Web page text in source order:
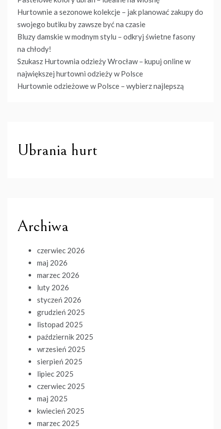
Hurtownie a sezonowe kolekcje – jak planować zakupy do
swojego butiku by zawsze być na czasie
Bluzy damskie w modnym stylu – odkryj świetne fasony
na chłody!
Szukasz Hurtownia odzieży Wrocław – kupuj online w
największej hurtowni odzieży w Polsce
Hurtownie odzieżowe w Polsce – wybierz najlepszą
Ubrania hurt
Archiwa
czerwiec 2026
maj 2026
marzec 2026
luty 2026
styczeń 2026
grudzień 2025
listopad 2025
październik 2025
wrzesień 2025
sierpień 2025
lipiec 2025
czerwiec 2025
maj 2025
kwiecień 2025
marzec 2025